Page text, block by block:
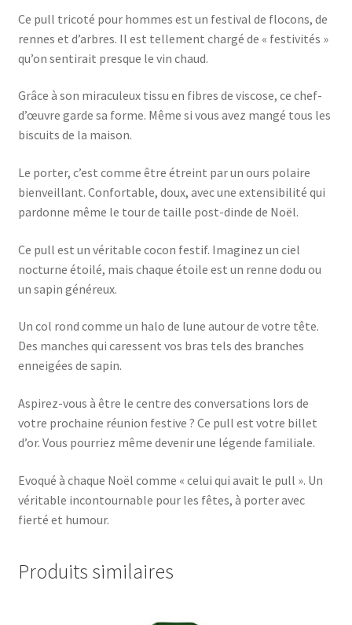
Ce pull tricoté pour hommes est un festival de flocons, de
rennes et d’arbres. Il est tellement chargé de « festivités »
qu’on sentirait presque le vin chaud.
Grâce à son miraculeux tissu en fibres de viscose, ce chef-
d’œuvre garde sa forme. Même si vous avez mangé tous les
biscuits de la maison.
Le porter, c’est comme être étreint par un ours polaire
bienveillant. Confortable, doux, avec une extensibilité qui
pardonne même le tour de taille post-dinde de Noël.
Ce pull est un véritable cocon festif. Imaginez un ciel
nocturne étoilé, mais chaque étoile est un renne dodu ou
un sapin généreux.
Un col rond comme un halo de lune autour de votre tête.
Des manches qui caressent vos bras tels des branches
enneigées de sapin.
Aspirez-vous à être le centre des conversations lors de
votre prochaine réunion festive ? Ce pull est votre billet
d’or. Vous pourriez même devenir une légende familiale.
Evoqué à chaque Noël comme « celui qui avait le pull ». Un
véritable incontournable pour les fêtes, à porter avec
fierté et humour.
Produits similaires